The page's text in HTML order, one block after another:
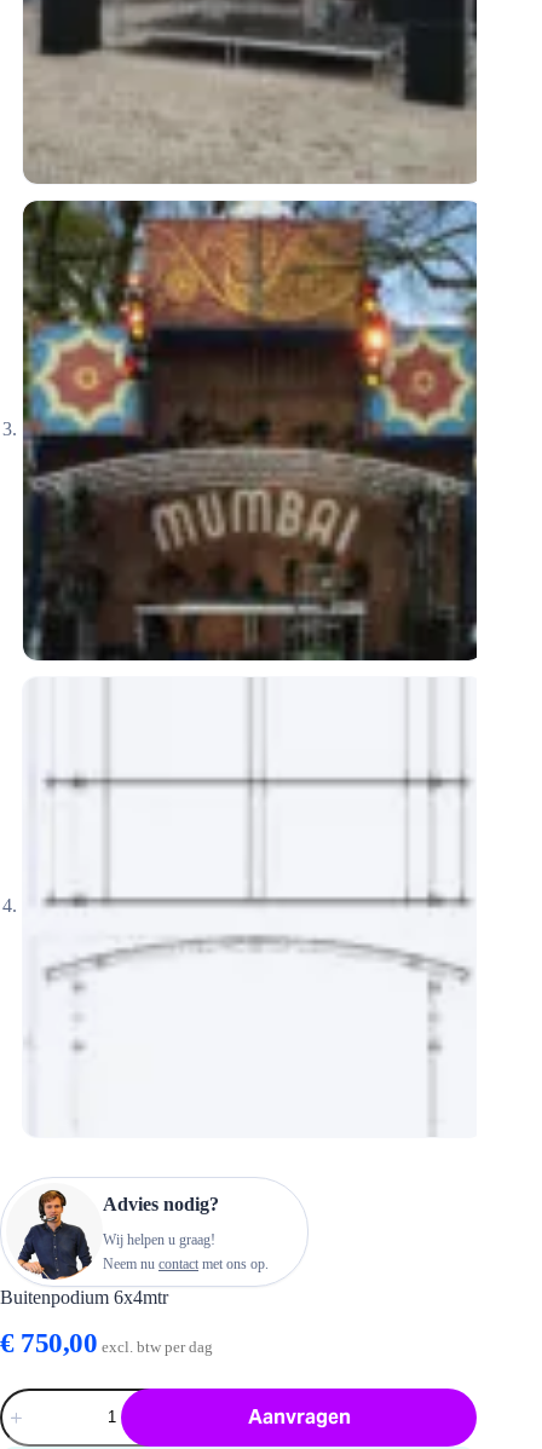
Advies nodig?
Wij helpen u graag!
Neem nu contact met ons op.
Buitenpodium 6x4mtr
€750,00 excl. btw per dag
Buitenpodium
6x4mtr
hoeveelheid
Aanvragen